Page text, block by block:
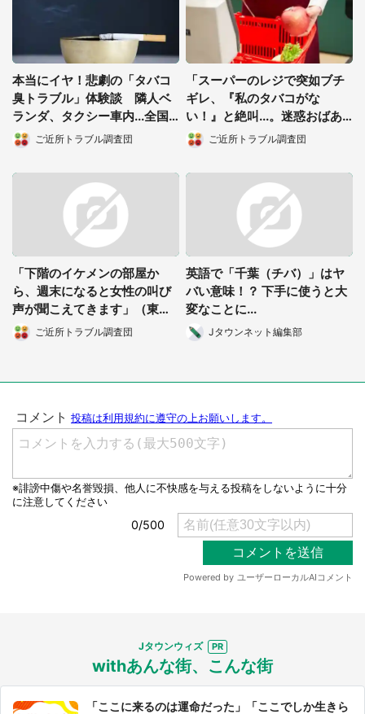
選択する
本当にイヤ！悲劇の「タバコ
臭トラブル」体験談 隣人ベ
ランダ、タクシー車内...全国
から「悲鳴」続々
ご近所トラブル調査団
「スーパーのレジで突如ブチ
ギレ、『私のタバコがな
い！』と絶叫...。迷惑おばあ
さん、もう二度と来ないで」
（埼玉県・30代女性）
ご近所トラブル調査団
「下階のイケメンの部屋か
ら、週末になると女性の叫び
声が聞こえてきます」（東京
都・30代女性）
ご近所トラブル調査団
英語で「千葉（チバ）」はヤ
バい意味！？ 下手に使うと大
変なことに...
Jタウンネット編集部
Jタウンウィズ
withあんな街、こんな街
「ここに来るのは運命だった」「ここでしか生きら